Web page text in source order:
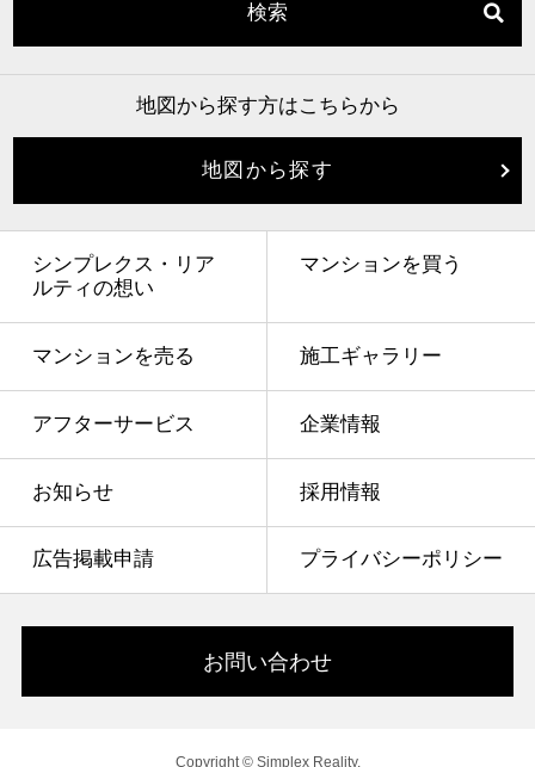
検索
地図から探す方はこちらから
地図から探す
シンプレクス・リア
ルティの想い
マンションを買う
マンションを売る 施工ギャラリー
アフターサービス 企業情報
お知らせ 採用情報
広告掲載申請 プライバシーポリシー
お問い合わせ
Copyright © Simplex Reality.